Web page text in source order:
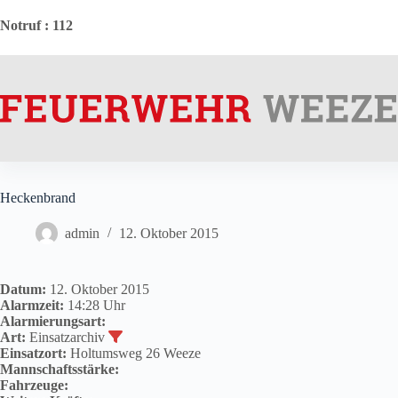
Inhalt
Notruf: 112
Heckenbrand
admin 12. Oktober 2015
Datum: 12. Oktober 2015
Alarmzeit: 14:28 Uhr
Alarmierungsart:
Art: Einsatzarchiv
Einsatzort: Holtumsweg 26 Weeze
Mannschaftsstärke:
Fahrzeuge: